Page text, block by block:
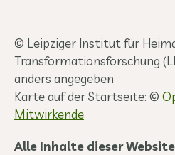
© Leipziger Institut für
Transformationsforschung
anders angegeben
Karte auf der Startseite: ©
Mitwirkende
Alle Inhalte dieser